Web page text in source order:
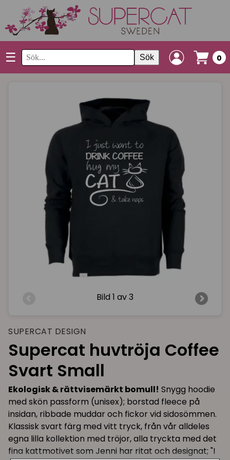
☰ Sök 0
Bild 1 av 3
SUPERCAT DESIGN
Supercat huvtröja Coffee
Svart Small
Ekologisk & rättvisemärkt bomull! Snygg hoodie
med skön passform (unisex); borstad fleece på
insidan, ribbade muddar och fickor vid sidosömmen.
Klassisk svart färg med vitt tryck, från vår alldeles
egna lilla kollektion med tröjor, alla tryckta med det
fina kattmotivet som Jenni har ritat och designat; "I